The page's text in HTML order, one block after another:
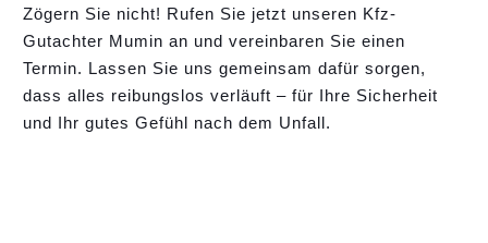
Zögern Sie nicht! Rufen Sie jetzt unseren Kfz-
Gutachter Mumin an und vereinbaren Sie einen
Termin. Lassen Sie uns gemeinsam dafür sorgen,
dass alles reibungslos verläuft – für Ihre Sicherheit
und Ihr gutes Gefühl nach dem Unfall.